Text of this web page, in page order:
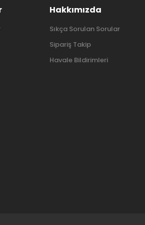
Hakkımızda
Sıkça Sorulan Sorular
Sipariş Takip
Havale Bildirimleri